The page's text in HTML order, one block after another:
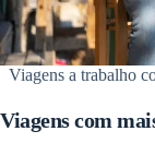
Viagens a trabalho
Viagens com